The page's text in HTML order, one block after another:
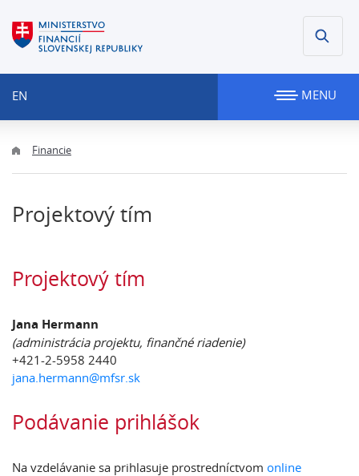
EN MENU
Financie
Projektový tím
Projektový tím
Jana Hermann
(administrácia projektu, finančné riadenie)
+421-2-5958 2440
jana.hermann@mfsr.sk
Podávanie prihlášok
Na vzdelávanie sa prihlasuje prostredníctvom online